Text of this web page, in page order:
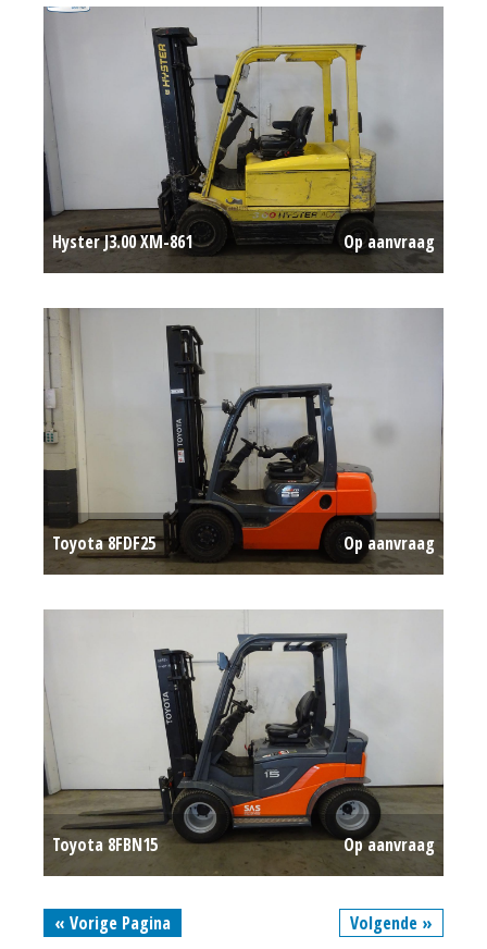
Hyster J3.00 XM-861 Op aanvraag
Toyota 8FDF25 Op aanvraag
Toyota 8FBN15 Op aanvraag
« Vorige Pagina
Volgende »